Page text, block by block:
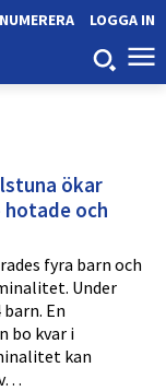
LOGGA IN
ökar
och
fyra barn och
Under
En
bo kvar i
kan